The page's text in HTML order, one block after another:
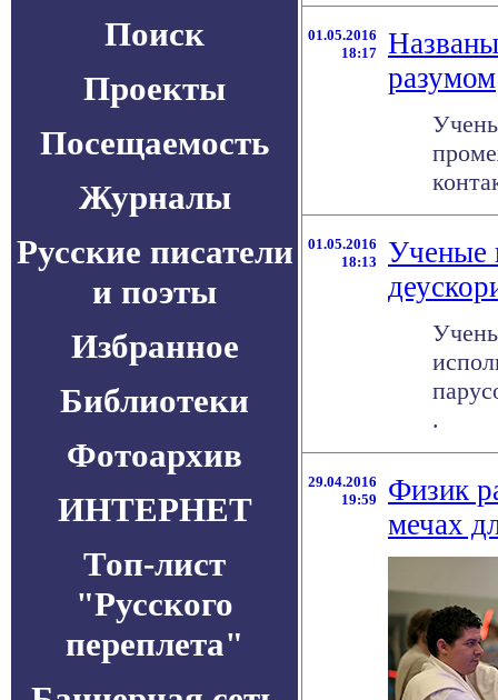
Поиск
Проекты
Посещаемость
Журналы
Русские писатели
и поэты
Избранное
Библиотеки
Фотоархив
ИНТЕРНЕТ
Топ-лист
"Русского
переплета"
01.05.2016
18:17
разумом
01.05.2016
18:13
Ученые
.
29.04.2016
19:59
Физик
мечах